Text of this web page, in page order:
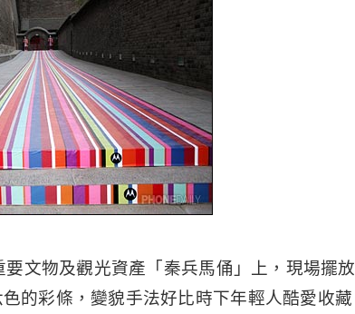
文物及觀光資產「秦兵馬俑」上，現場擺放
的彩條，變貌手法好比時下年輕人酷愛收藏